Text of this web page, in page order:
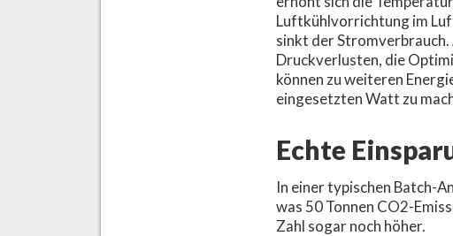
Luftkühlvorrichtung im
sinkt der Stromverbrauch.
Druckverlusten, die
können zu weiteren
eingesetzten Watt zu
Echte
In einer typischen Batch-
was 50 Tonnen CO2-
Zahl sogar noch höher.